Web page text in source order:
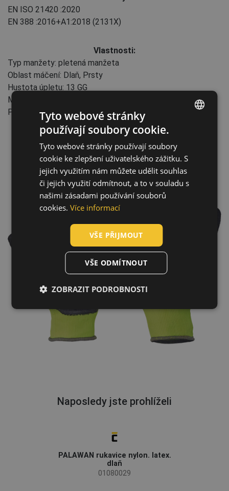
EN ISO 21420 :2020
EN 388 :2016+A1:2018 (2131X)
Vlastnosti:
Typ manžety: pletená manžeta
Oblast máčení: Dlaň, Prsty
Hustota úpletu: 13 GG
Maloobchodní balení
Průmysl: automobilový průmysl, strojírenství
Naposledy jste prohlíželi
PALAWAN rukavice nylon. latex.
dlaň
01080029
ENGLISH
CZECH
SLOVAK
ROMANIAN
DUTCH
LATVIAN
Tyto webové stránky
používají soubory cookie.
Tyto webové stránky používají soubory
cookie ke zlepšení uživatelského zážitku. S
jejich využitím nám můžete udělit souhlas
či jejich využití odmítnout, a to v souladu s
našimi zásadami používání souborů
cookies. Více informací
VŠE PŘIJMOUT
VŠE ODMÍTNOUT
ZOBRAZIT PODROBNOSTI